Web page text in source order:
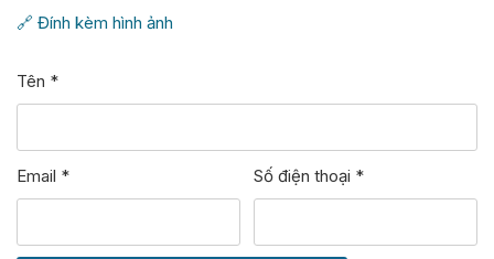
🔗 Đính kèm hình ảnh
Tên *
Email * Số điện thoại *